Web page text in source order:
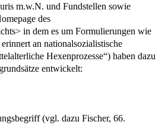
m.w.N. und Fundstellen sowie
des
in dem es um Formulierungen wie
an nationalsozialistische
Hexenprozesse“) haben dazu
entwickelt:
(vgl. dazu Fischer, 66.